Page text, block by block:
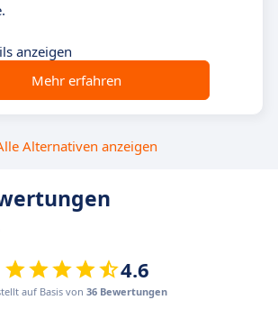
anzeigen
Mehr erfahren
Alternativen anzeigen
4.6
auf Basis von 36 Bewertungen